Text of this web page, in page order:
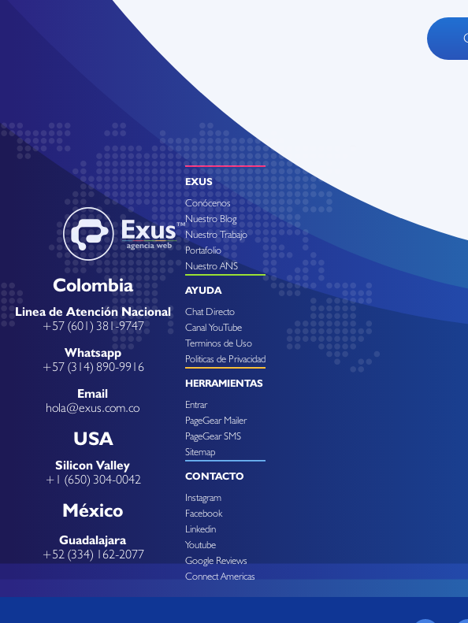
Colombia
Linea de Atención Nacional
+57 (601) 381-9747
Whatsapp
+57 (314) 890-9916
Email
hola@exus.com.co
USA
Silicon Valley
+1 (650) 304-0042
México
Guadalajara
+52 (334) 162-2077
EXUS
Conócenos
Nuestro Blog
Nuestro Trabajo
Portafolio
Nuestro ANS
AYUDA
Chat Directo
Canal YouTube
Terminos de Uso
Politicas de Privacidad
HERRAMIENTAS
Entrar
PageGear Mailer
PageGear SMS
Sitemap
CONTACTO
Instagram
Facebook
Linkedin
Youtube
Google Reviews
Connect Americas